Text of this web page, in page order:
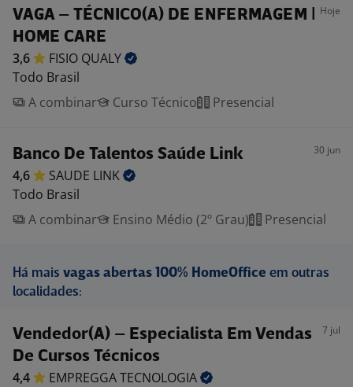
VAGA – TÉCNICO(A) DE ENFERMAGEM |
HOME CARE
Hoje
3,6 FISIO QUALY
Todo Brasil
A combinar
Curso Técnico Presencial
Banco De Talentos Saúde Link 30 jun
4,6 SAUDE LINK
Todo Brasil
A combinar
Ensino Médio (2º Grau) Presencial
Há mais vagas abertas 100% HomeOffice em outras
localidades:
Vendedor(A) – Especialista Em Vendas
De Cursos Técnicos
7 jul
4,4 EMPREGGATECNOLOGIA